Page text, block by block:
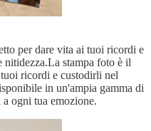
per dare vita ai tuoi ricordi e
stampa foto è il
ricordi e custodirli nel
in un'ampia gamma di
ogni tua emozione.